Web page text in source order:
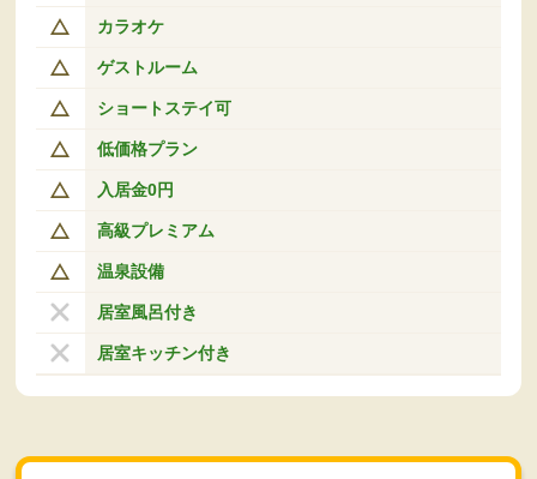
カラオケ
ゲストルーム
ショートステイ可
低価格プラン
入居金0円
高級プレミアム
温泉設備
居室風呂付き
居室キッチン付き